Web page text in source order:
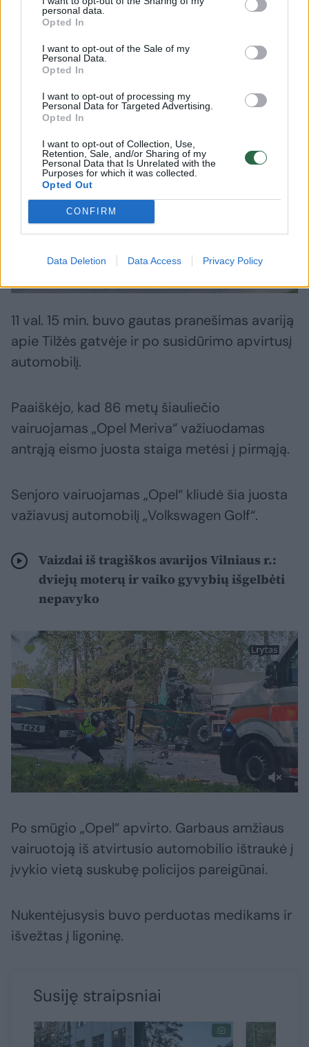
personal data.
Opted In
I want to opt-out of the Sale of my
Personal Data.
Opted In
I want to opt-out of processing my
Personal Data for Targeted Advertising.
Opted In
I want to opt-out of Collection, Use,
Retention, Sale, and/or Sharing of my
Personal Data that Is Unrelated with the
Purposes for which it was collected.
Opted Out
CONFIRM
Data Deletion Data Access Privacy Policy
pietinę miesto dalį skubėjo specialiosios
tarnybos.
Daugiau nuotraukų (3)
11 val. 15 min. buvo gautas pranešimas avariją
apie Tilžės gatvėje ir po susidūrimo apvirtusį
automobilį.
Paaiškėjo, kad 86 metų šiauliečio
vairuojamas „Opel Meriva“ važiuodamas
antrąją eismo juosta staiga metėsi į pirmąją.
Senjoro vairuojamas „Opel“ kliudė šia juosta
važiavusį automobilį „Volkswagen Golf“.
Vaizdai iš tragiškos avarijos Vilniaus r.:
dviejų moterų ir vaiko gyvybių išgelbėti
nepavyko
Po smūgio „Opel“ apvirto. Garbaus amžiaus
vairuotoją iš atvirtusio automobilio ištraukė į
įvykio vietą suskubę policijos pareigūnai.
Nukentėjusysis buvo perduotas medikams ir
išvežtas į ligoninę.
Susiję straipsniai